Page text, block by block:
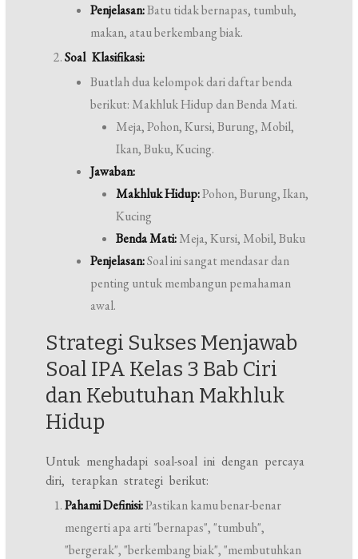
Penjelasan:Batu tidak bernapas, tumbuh,
makan, atau berkembang biak.
Soal Klasifikasi:
Buatlah dua kelompok dari daftar benda
berikut: Makhluk Hidup dan Benda Mati.
Meja, Pohon, Kursi, Burung, Mobil,
Ikan, Buku, Kucing.
Jawaban:
Makhluk Hidup:Pohon, Burung, Ikan,
Kucing
Benda Mati:Meja, Kursi, Mobil, Buku
Penjelasan:Soal ini sangat mendasar dan
penting untuk membangun pemahaman
awal.
Strategi Sukses Menjawab
Soal IPA Kelas 3 Bab Ciri
dan Kebutuhan Makhluk
Hidup
Untuk menghadapi soal-soal ini dengan percaya
diri, terapkan strategi berikut:
Pahami Definisi:Pastikan kamu benar-benar
mengerti apa arti "bernapas", "tumbuh",
"bergerak", "berkembang biak", "membutuhkan